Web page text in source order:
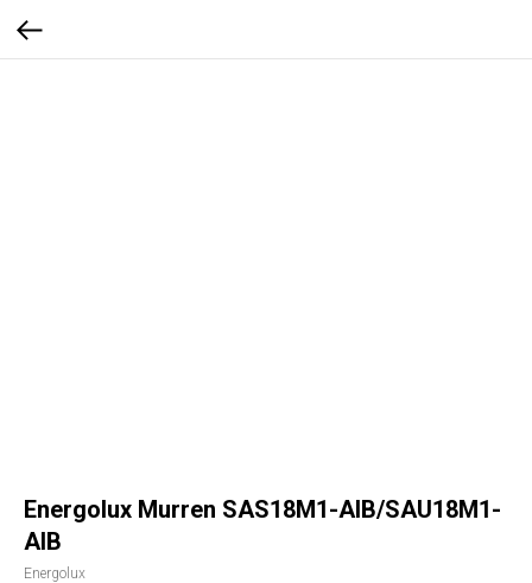
Energolux Murren SAS18M1-AIB/SAU18M1-
AIB
Energolux